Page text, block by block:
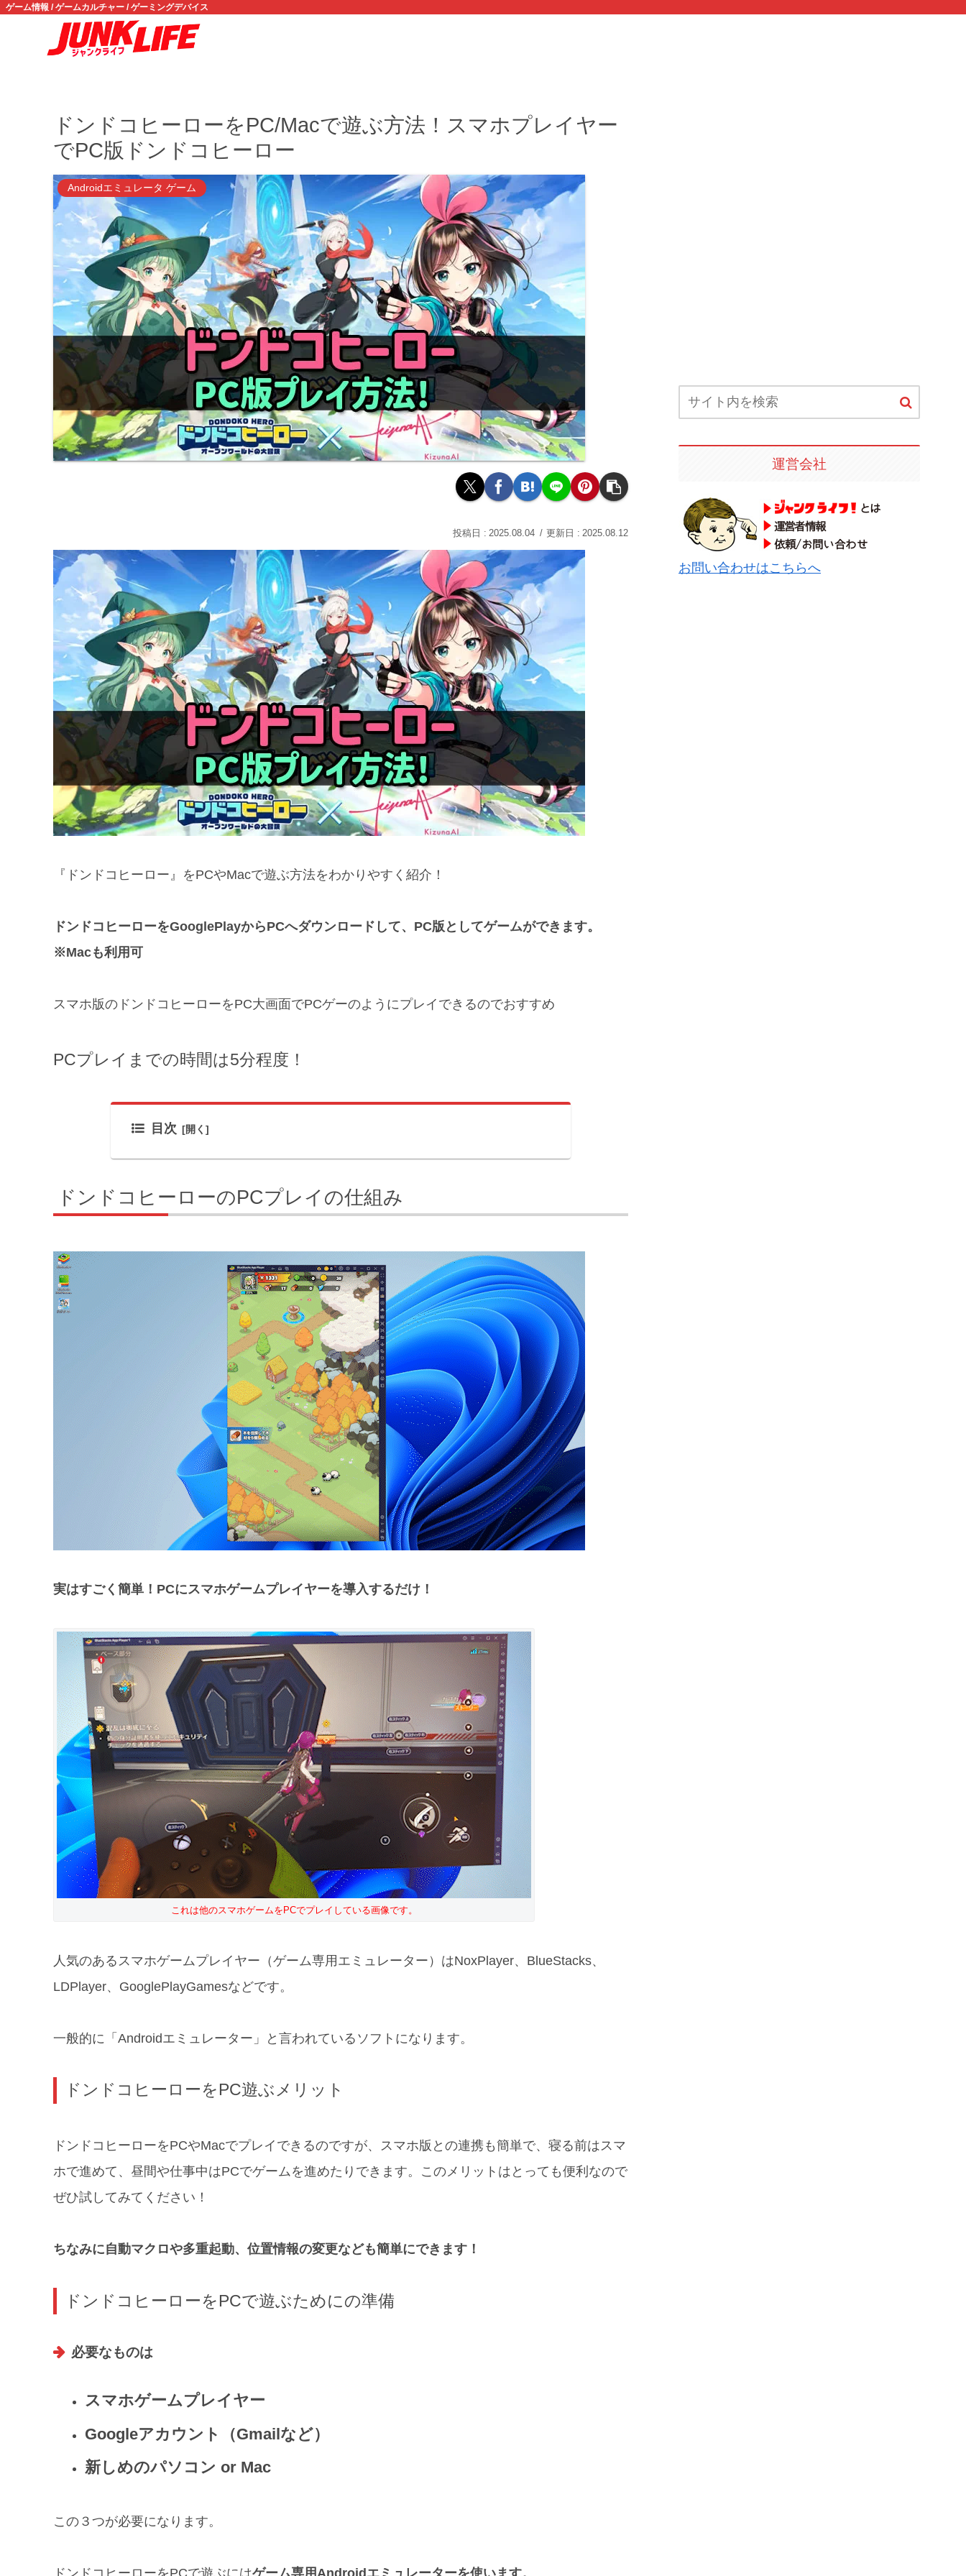
ゲーム情報 / ゲームカルチャー / ゲーミングデバイス
ドンドコヒーローをPC/Macで遊ぶ方法！スマホプレイヤー
でPC版ドンドコヒーロー
Androidエミュレータ ゲーム
2025.08.04 2025.08.12
『ドンドコヒーロー』をPCやMacで遊ぶ方法をわかりやすく紹介！
ドンドコヒーローをGooglePlayからPCへダウンロードして、PC版としてゲームができます。
※Macも利用可
スマホ版のドンドコヒーローをPC大画面でPCゲーのようにプレイできるのでおすすめ
PCプレイまでの時間は5分程度！
目次
ドンドコヒーローのPCプレイの仕組み
実はすごく簡単！PCにスマホゲームプレイヤーを導入するだけ！
これは他のスマホゲームをPCでプレイしている画像です。
人気のあるスマホゲームプレイヤー（ゲーム専用エミュレーター）はNoxPlayer、BlueStacks、
LDPlayer、GooglePlayGamesなどです。
一般的に「Androidエミュレーター」と言われているソフトになります。
ドンドコヒーローをPC遊ぶメリット
ドンドコヒーローをPCやMacでプレイできるのですが、スマホ版との連携も簡単で、寝る前はスマ
ホで進めて、昼間や仕事中はPCでゲームを進めたりできます。このメリットはとっても便利なので
ぜひ試してみてください！
ちなみに自動マクロや多重起動、位置情報の変更なども簡単にできます！
ドンドコヒーローをPCで遊ぶためにの準備
必要なものは
スマホゲームプレイヤー
Googleアカウント（Gmailなど）
新しめのパソコン or Mac
この３つが必要になります。
運営会社
お問い合わせはこちらへ